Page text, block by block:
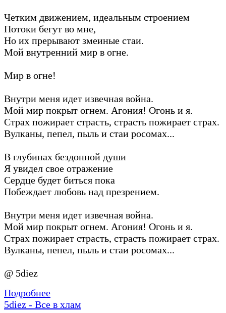
Четким движением, идеальным строением
Потоки бегут во мне,
Но их прерывают змеиные стаи.
Мой внутренний мир в огне.
Мир в огне!
Внутри меня идет извечная война.
Мой мир покрыт огнем. Агония! Огонь и я.
Страх пожирает страсть, страсть пожирает страх.
Вулканы, пепел, пыль и стаи росомах...
В глубинах бездонной души
Я увидел свое отражение
Сердце будет биться пока
Побеждает любовь над презрением.
Внутри меня идет извечная война.
Мой мир покрыт огнем. Агония! Огонь и я.
Страх пожирает страсть, страсть пожирает страх.
Вулканы, пепел, пыль и стаи росомах...
@ 5diez
Подробнее
5diez - Все в хлам